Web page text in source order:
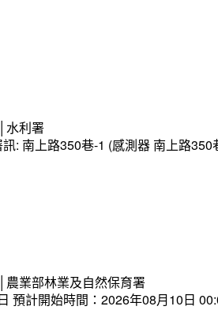
水利署
: 南上路350巷-1 (感測器 南上路
農業部林業及自然保育署
預計開始時間：2026年08月10日